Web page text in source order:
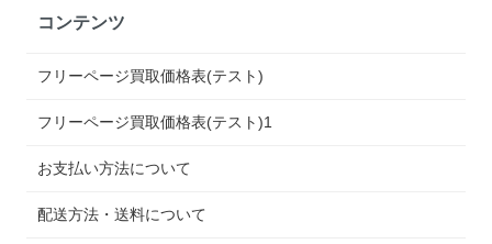
コンテンツ
フリーページ買取価格表(テスト)
フリーページ買取価格表(テスト)1
お支払い方法について
配送方法・送料について